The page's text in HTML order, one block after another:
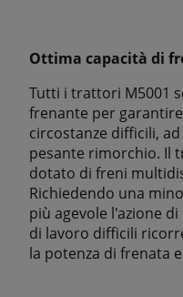
Ottima capacità di
Tutti i trattori M5001
frenante per
circostanze difficili,
pesante rimorchio. Il
dotato di freni
Richiedendo una
più agevole l'azione
di lavoro difficili
la potenza di frenata